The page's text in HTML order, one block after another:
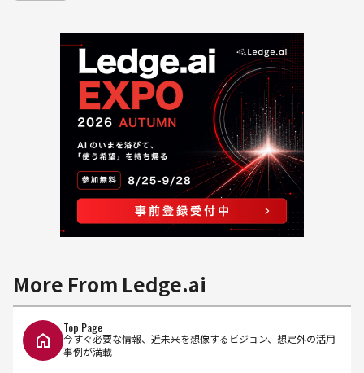
More From Ledge.ai
Top Page
今すぐ必要な情報、近未来を想像するビジョン、想定外の活用
事例が満載